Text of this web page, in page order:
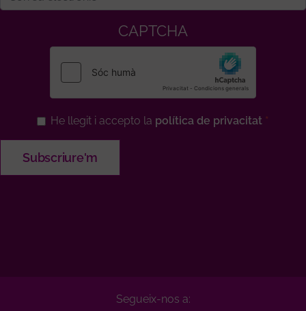
CAPTCHA
He llegit i accepto la política de privacitat
Segueix-nos a: